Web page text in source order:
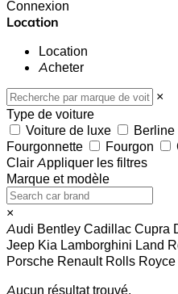
Connexion
Location
Location
Acheter
×
Type de voiture
Voiture de luxe
Berline
Fourgonnette
Fourgon
Clair Appliquer les filtres
Marque et modèle
×
Audi Bentley Cadillac Cupra
Jeep Kia Lamborghini Land
Porsche Renault Rolls Royce
Aucun résultat trouvé.